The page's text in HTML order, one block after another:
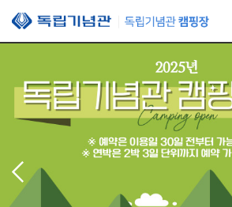
본문 바로가기